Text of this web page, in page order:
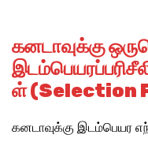
கனடாவுக்குஒரு
இடம்பெயரப்
ள் (Selection
கனடாவுக்கு இடம்பெயர